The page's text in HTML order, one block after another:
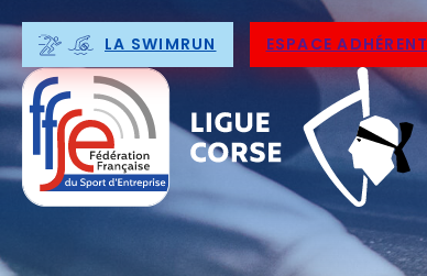
LA SWIMRUN ESPACE ADHÉRENT